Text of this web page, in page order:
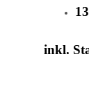
inkl.